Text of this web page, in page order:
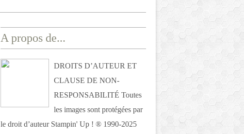
A propos de...
DROITS D’AUTEUR ET
CLAUSE DE NON-
RESPONSABILITÉ Toutes
les images sont protégées par
le droit d’auteur Stampin' Up ! ® 1990-2025